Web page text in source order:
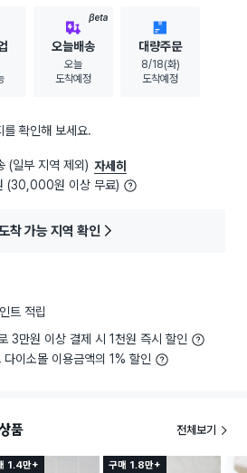
BETA
오늘배송
오늘
도착예정
대량주문
8/18(화)
도착예정
를 확인해 보세요.
(일부 지역 제외) 자세히
(30,000원 이상 무료)
착 가능 지역 확인
트 적립
3만원 이상 결제 시 1천원 즉시 할인
다이소몰 이용금액의 1% 할인
품 전체보기
1.4만+ 구매 1.8만+